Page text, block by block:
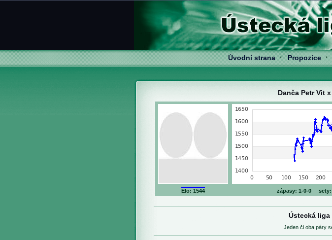
Úvodní strana*Propozice
Danča Petr Vit
Elo: 1544 zápasy: 1-0-0
Ústecká liga
Jeden či oba páry